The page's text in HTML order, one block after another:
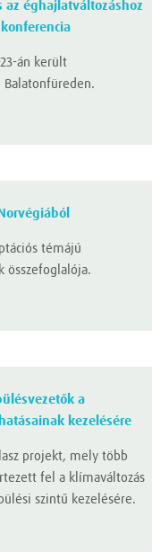
az éghajlatváltozáshoz
án került
Balatonfüreden.
témájú
összefoglalója.
a
kezelésére
projekt, mely több
fel a klímaváltozás
szintű kezelésére.